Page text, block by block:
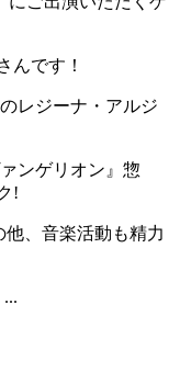
んです！
レジーナ・アルジ
ンゲリオン』惣
!
、音楽活動も精力